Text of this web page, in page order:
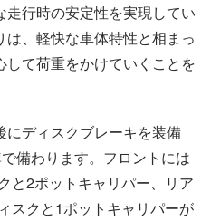
走行時の安定性を実現してい
、軽快な車体特性と相まっ
て荷重をかけていくことを
ディスクブレーキを装備
備わります。フロントには
と2ポットキャリパー、リア
スクと1ポットキャリパーが